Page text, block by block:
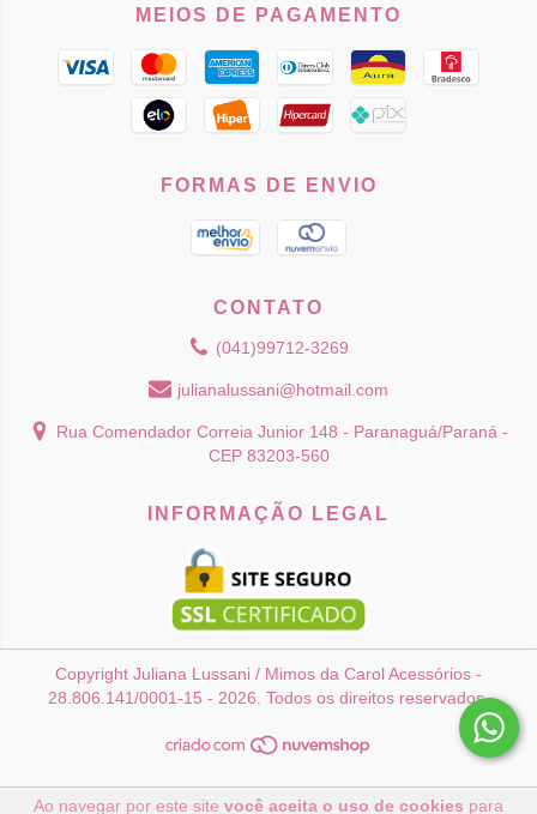
Ao navegar por este site você aceita o uso de cookies para
MEIOS DE PAGAMENTO
FORMAS DE ENVIO
CONTATO
(041)99712-3269
julianalussani@hotmail.com
Rua Comendador Correia Junior 148 - Paranaguá/Paraná -
CEP 83203-560
INFORMAÇÃO LEGAL
Copyright Juliana Lussani / Mimos da Carol Acessórios -
28.806.141/0001-15 - 2026. Todos os direitos reservados.